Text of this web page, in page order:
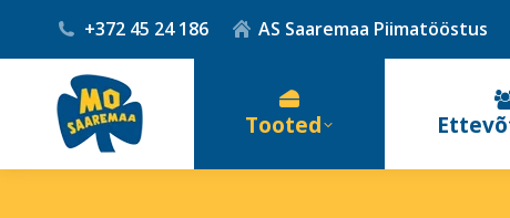
+372 45 24 186 AS Saaremaa Piimatööstus
Tooted